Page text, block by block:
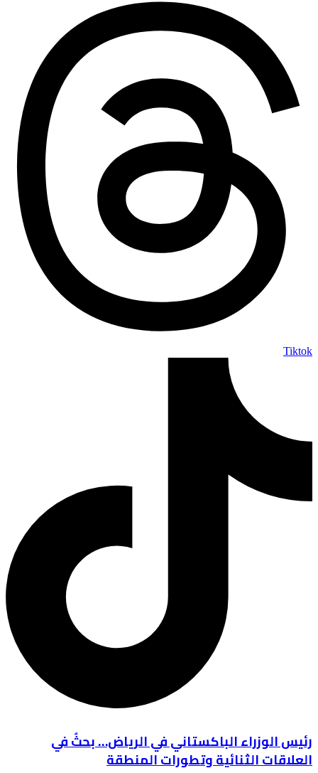
Tiktok
رئيس الوزراء الباكستاني في الرياض… بحثٌ في
العلاقات الثنائية وتطورات المنطقة